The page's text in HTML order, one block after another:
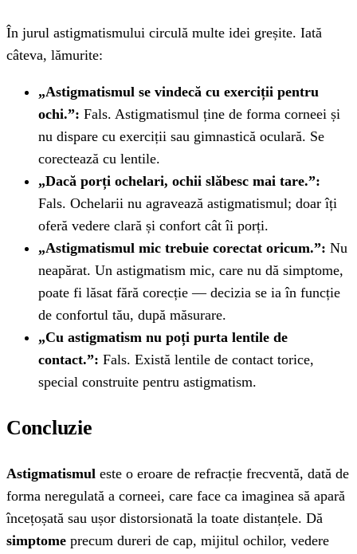
În jurul astigmatismului circulă multe idei greșite. Iată
câteva, lămurite:
„Astigmatismul se vindecă cu exerciții pentru
ochi.”: Fals. Astigmatismul ține de forma corneei și
nu dispare cu exerciții sau gimnastică oculară. Se
corectează cu lentile.
„Dacă porți ochelari, ochii slăbesc mai tare.”:
Fals. Ochelarii nu agravează astigmatismul; doar îți
oferă vedere clară și confort cât îi porți.
„Astigmatismul mic trebuie corectat oricum.”: Nu
neapărat. Un astigmatism mic, care nu dă simptome,
poate fi lăsat fără corecție — decizia se ia în funcție
de confortul tău, după măsurare.
„Cu astigmatism nu poți purta lentile de
contact.”: Fals. Există lentile de contact torice,
special construite pentru astigmatism.
Concluzie
Astigmatismul este o eroare de refracție frecventă, dată de
forma neregulată a corneei, care face ca imaginea să apară
încețoșată sau ușor distorsionată la toate distanțele. Dă
simptome precum dureri de cap, mijitul ochilor, vedere